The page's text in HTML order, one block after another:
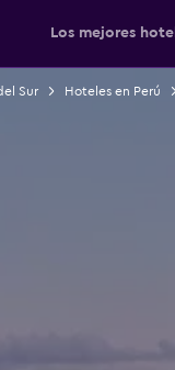
Los mejores
Sur Hoteles en Perú